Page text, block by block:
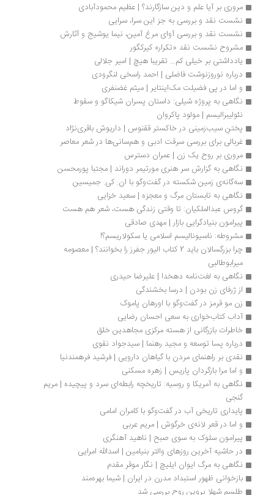
مروری بر آیا علم و دین سازگارند؟ | عظیم محمودآبادی
نشست نقد و بررسی به جز این سرا، سرایی
نشست نقد و بررسی آوای مرغ آمین، نیما یوشیج و آثارش
مشروح نشست نقد «تکرار» کیرکگور
یادداشتی بر خیلی کم... تقریبا هیچ | امیر جلالی
درباره نوروزنوشت فاضلی | احمد راسخی لنگرودی
و اما در پی فضیلت مک‌اینتایر | میثم غضنفری
نگاهی به پروژه شیلی: داستان پسران شیکاگو و سقوط
نئولیبرالیسم | مولود پاکروان
پختنِ سیب‌زمینی در خاکستر ققنوس | داریوش باقری‌نژاد
غربالی برای بررسی سرقت ادبی و هم‌سانی‌ها در شعر معاصر
مروری بر روح یک زن | عمران دسترس
نگاهی به گزارش سر هنری مورتیمر دوراند | مجتبا پورمحسن
سه‌گانه‌ی زمین شکسته در گفت‌وگو با ان. کی. جمیسین
نگاهی به تابستان مرگ و معجزه | سعید خزایی
گروس عبدالملکیان: تا وقتی زندگی‌ هست، شعر هم هست
پیرامون بنیادگرایی بازار | مهدی صادقی
مشروطه: ناسیونالیسم اسلامی یا سکولاریسم؟!
چرا بزرگسالان باید 2 کتاب الیور جفرز را بخوانند؟ | معصومه
میرابوطالبی
نگاهی به لغت‌نامه دهخدا | علیرضا حیدری
از ژرفای زن بودن | درسا بخشندگی
زن مو قرمز در گفت‌وگو با اورهان پاموک
آداب کتاب‌خواری به سعی احسان رضایی
خاطرات بازرگانی از هسته مرکزی مجاهدین خلق
درباره پسا توسعه و مجید رهنما | سیدجواد نقوی
نقدی بر راهنمای مردن با گیاهان دارویی | فرشید فرهمندنیا
و اما مرا بازگردان پاریس | زهره مسکنی
نگاهی به آمریکا و روسیه: تاریخچه رابطه‌ای سرد و پیچیده | مریم
پایداری تاریخی آب در گفت‌وگو با کامران امامی
و اما در قعر لانه‌ی خرگوش | مریم عربی
پیرامون سلوک به سوی صبح | ناهید آهنگری
در حاشیه آخرین‌ روزهای والتر بنیامین | اسدالله امرایی
نگاهی به مرگ ایوان ایلیچ | نگار موقر مقدم
بازخوانی ظهور استبداد مدرن در ایران | شیما بهره‌مند
طلسم شهلا پروين روح بررسی شد